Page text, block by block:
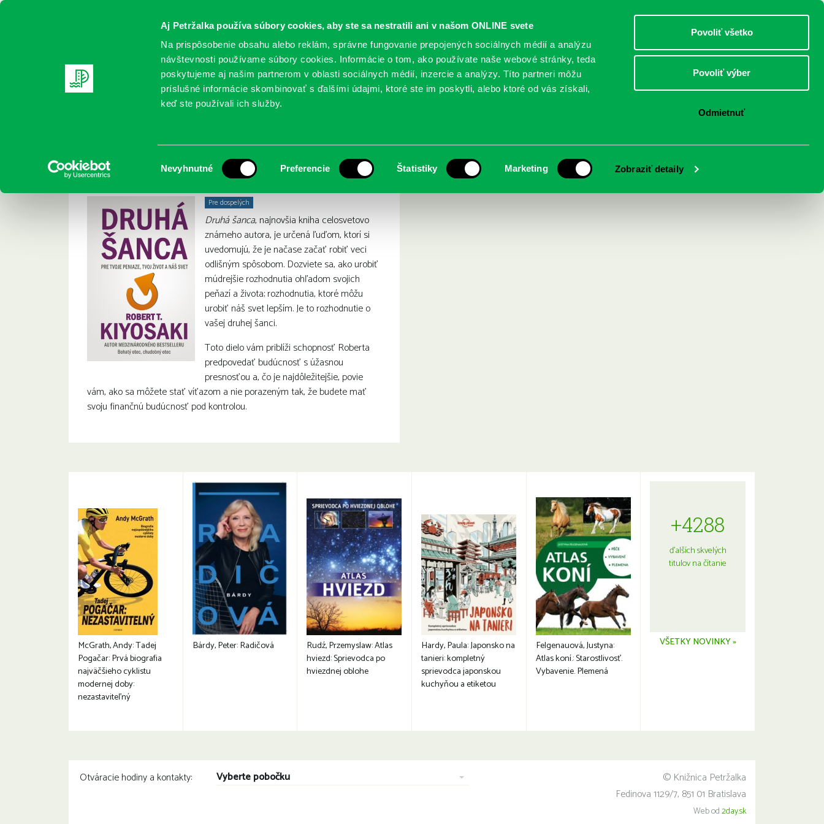
Aj Petržalka používa súbory cookies, aby ste sa nestratili ani v našom ONLINE svete
Na prispôsobenie obsahu alebo reklám, správne fungovanie prepojených sociálnych médií a analýzu
návštevnosti používame súbory cookies. Informácie o tom, ako používate naše webové stránky, teda
poskytujeme aj našim partnerom v oblasti sociálnych médií, inzercie a analýzy. Títo partneri môžu
príslušné informácie skombinovať s ďalšími údajmi, ktoré ste im poskytli, alebo ktoré od vás získali,
keď ste používali ich služby.
súhlasu
Nevyhnutné Preferencie Štatistiky Marketing Zobraziť detaily
Povoliť všetko
Povoliť výber
Odmietnuť
DOSPELÍ
REGISTRUJTE SA ONLINE KATALÓGY SLUŽBY PODUJATIA POBOČKY O KNIŽNICI
Robert T. Kiyosaki: Druhá šanca
Pre dospelých
Druhá šanca, najnovšia kniha celosvetovo
známeho autora, je určená ľuďom, ktorí si
uvedomujú, že je načase začať robiť veci
odlišným spôsobom. Dozviete sa, ako urobiť
múdrejšie rozhodnutia ohľadom svojich
peňazí a života; rozhodnutia, ktoré môžu
urobiť náš svet lepším. Je to rozhodnutie o
vašej druhej šanci.
Toto dielo vám priblíži schopnosť Roberta
predpovedať budúcnosť s úžasnou
presnosťou a, čo je najdôležitejšie, povie
vám, ako sa môžete stať víťazom a nie porazeným tak, že budete mať
svoju finančnú budúcnosť pod kontrolou.
McGrath, Andy: Tadej
Pogačar: Prvá biografia
najväčšieho cyklistu
modernej doby:
nezastaviteľný
Bárdy, Peter: Radičová
Rudź, Przemyslaw: Atlas
hviezd: Sprievodca po
hviezdnej oblohe
Hardy, Paula: Japonsko na
tanieri: kompletný
sprievodca japonskou
kuchyňou a etiketou
Felgenauová, Justyna:
Atlas koní.: Starostlivosť.
Vybavenie. Plemená
+4288
ďalších skvelých
titulov na čítanie
VŠETKY NOVINKY »
Otváracie hodiny a kontakty: Vyberte pobočku
© Knižnica Petržalka
Fedinova 1129/7, 851 01 Bratislava
Web od2day.sk